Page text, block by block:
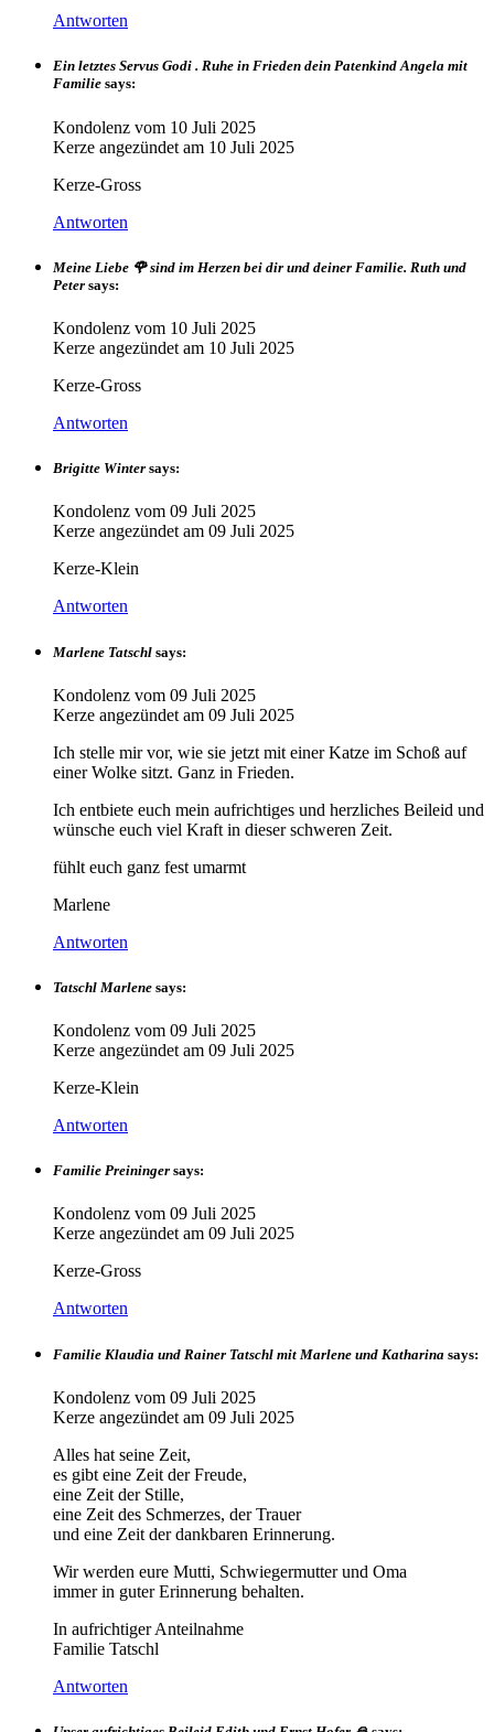
Antworten
Ein letztes Servus Godi . Ruhe in Frieden dein Patenkind Angela mit
Familie says:
Kondolenz vom 10 Juli 2025
Kerze angezündet am 10 Juli 2025
Kerze-Gross
Antworten
Meine Liebe 🌹 sind im Herzen bei dir und deiner Familie. Ruth und
Peter says:
Kondolenz vom 10 Juli 2025
Kerze angezündet am 10 Juli 2025
Kerze-Gross
Antworten
Brigitte Winter says:
Kondolenz vom 09 Juli 2025
Kerze angezündet am 09 Juli 2025
Kerze-Klein
Antworten
Marlene Tatschl says:
Kondolenz vom 09 Juli 2025
Kerze angezündet am 09 Juli 2025
Ich stelle mir vor, wie sie jetzt mit einer Katze im Schoß auf
einer Wolke sitzt. Ganz in Frieden.
Ich entbiete euch mein aufrichtiges und herzliches Beileid und
wünsche euch viel Kraft in dieser schweren Zeit.
fühlt euch ganz fest umarmt
Marlene
Antworten
Tatschl Marlene says:
Kondolenz vom 09 Juli 2025
Kerze angezündet am 09 Juli 2025
Kerze-Klein
Antworten
Familie Preininger says:
Kondolenz vom 09 Juli 2025
Kerze angezündet am 09 Juli 2025
Kerze-Gross
Antworten
Familie Klaudia und Rainer Tatschl mit Marlene und Katharina says:
Kondolenz vom 09 Juli 2025
Kerze angezündet am 09 Juli 2025
Alles hat seine Zeit,
es gibt eine Zeit der Freude,
eine Zeit der Stille,
eine Zeit des Schmerzes, der Trauer
und eine Zeit der dankbaren Erinnerung.
Wir werden eure Mutti, Schwiegermutter und Oma
immer in guter Erinnerung behalten.
In aufrichtiger Anteilnahme
Familie Tatschl
Antworten